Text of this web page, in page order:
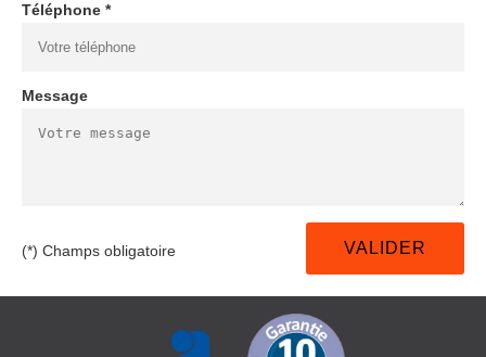
Téléphone *
Message
(*) Champs obligatoire